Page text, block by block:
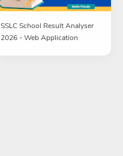
SSLC School Result Analyser
2026 - Web Application